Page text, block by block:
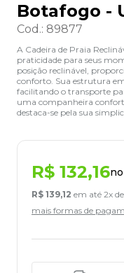
Botafogo -
Cod.: 89877
A Cadeira de Praia
praticidade para seus
posição reclinável,
conforto. Sua estrutura
facilitando o transporte
uma companheira
destaca-se pela sua
R$ 132,16
R$ 139,12 em até 2x de
mais formas de